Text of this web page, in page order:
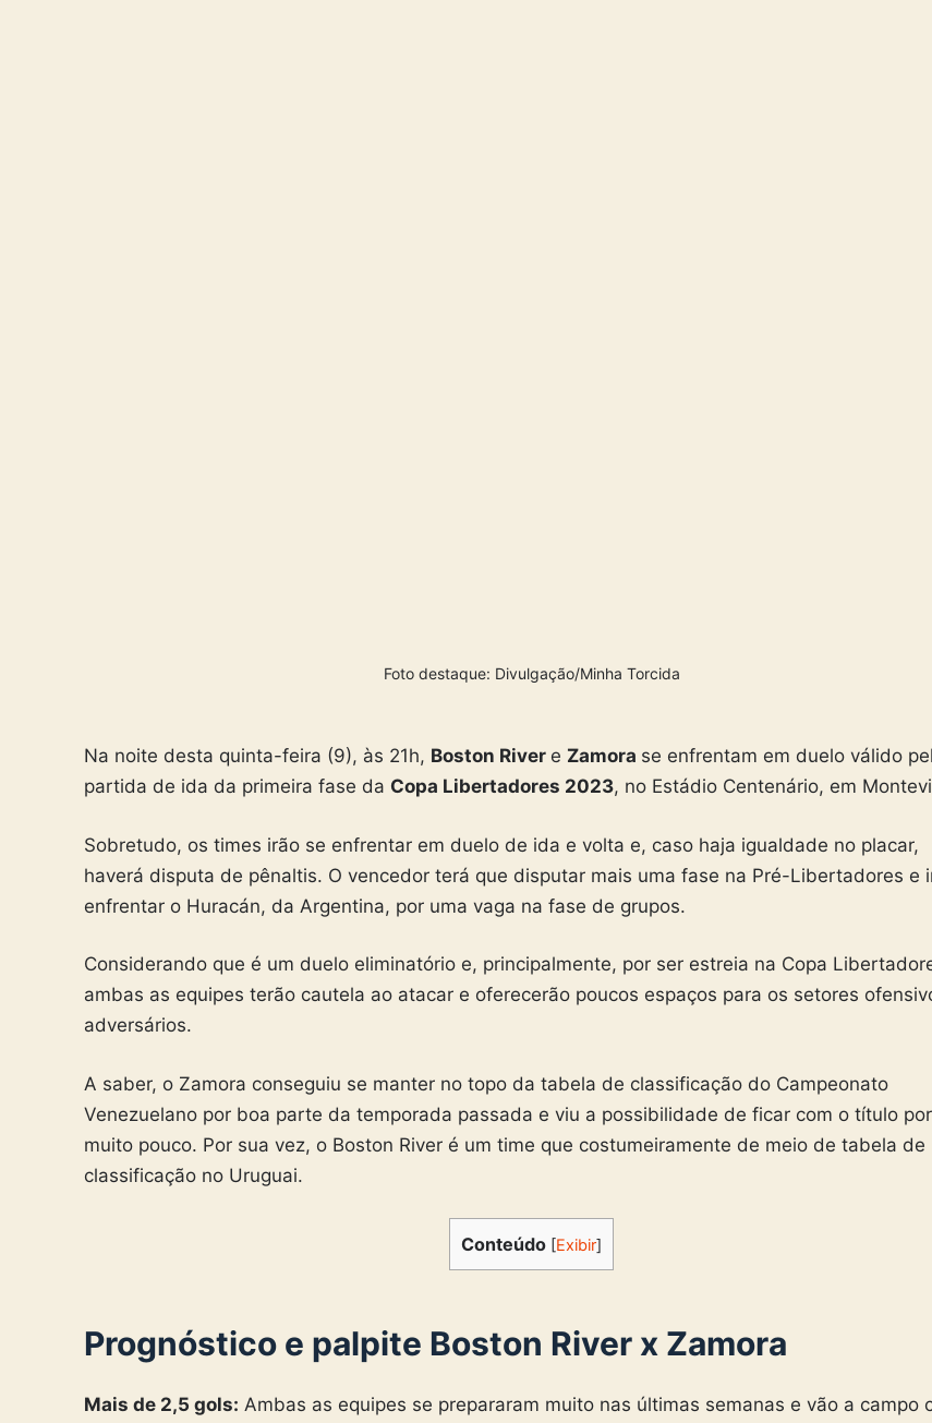
Foto destaque: Divulgação/Minha Torcida
Na noite desta quinta-feira (9), às 21h, Boston River e Zamora se enfrentam em duelo válido
partida de ida da primeira fase da Copa Libertadores 2023, no Estádio Centenário, em
Sobretudo, os times irão se enfrentar em duelo de ida e volta e, caso haja igualdade no placar,
haverá disputa de pênaltis. O vencedor terá que disputar mais uma fase na Pré-Libertadores e
enfrentar o Huracán, da Argentina, por uma vaga na fase de grupos.
Considerando que é um duelo eliminatório e, principalmente, por ser estreia na Copa
ambas as equipes terão cautela ao atacar e oferecerão poucos espaços para os setores
adversários.
A saber, o Zamora conseguiu se manter no topo da tabela de classificação do Campeonato
Venezuelano por boa parte da temporada passada e viu a possibilidade de ficar com o título por
muito pouco. Por sua vez, o Boston River é um time que costumeiramente de meio de tabela de
classificação no Uruguai.
Conteúdo [Exibir]
Prognóstico e palpite Boston River x Zamora
Mais de 2,5 gols: Ambas as equipes se prepararam muito nas últimas semanas e vão a campo